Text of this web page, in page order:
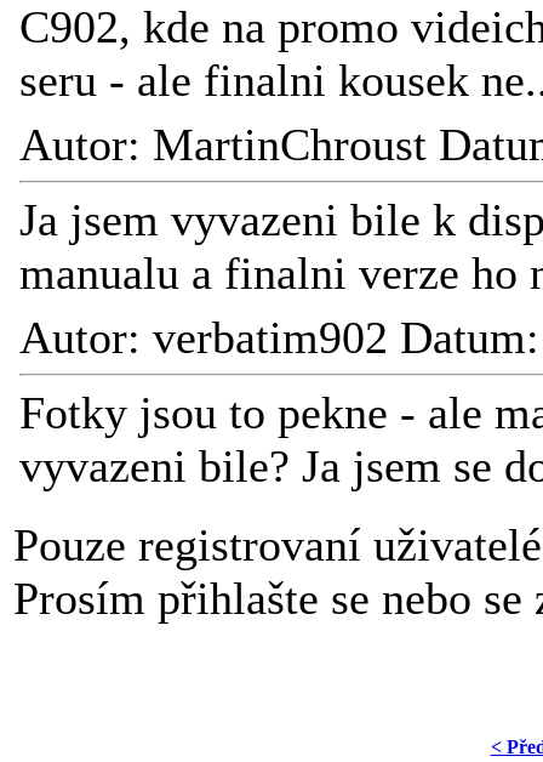
C902, kde na promo
seru - ale finalni kousek
Autor: MartinChroust
Ja jsem vyvazeni bile k
manualu a finalni verze ho
Autor: verbatim902
Fotky jsou to pekne - ale
vyvazeni bile? Ja jsem se
Pouze registrovaní
Prosím přihlašte se nebo
<